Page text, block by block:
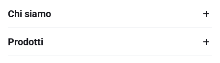
Chi siamo
Prodotti